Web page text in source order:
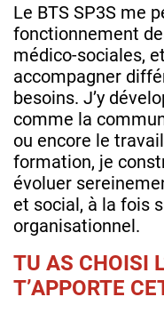
Le BTS SP3S me
fonctionnement
médico-sociales,
accompagner
besoins. J’y
comme la
ou encore le
formation, je
évoluer
et social, à la fois
organisationnel.
TU AS CHOISI
T’APPORTE